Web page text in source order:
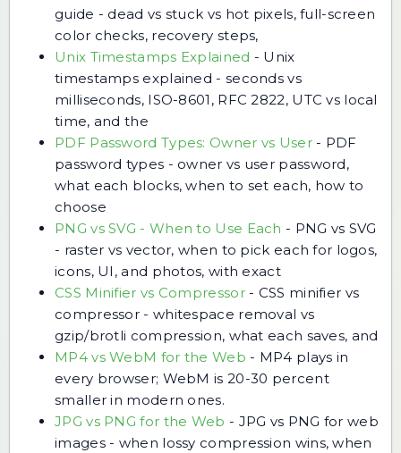
guide - dead vs stuck vs hot pixels, full-screen
color checks, recovery steps,
Unix Timestamps Explained - Unix
timestamps explained - seconds vs
milliseconds, ISO-8601, RFC 2822, UTC vs local
time, and the
PDF Password Types: Owner vs User- PDF
password types - owner vs user password,
what each blocks, when to set each, how to
choose
PNG vs SVG - When to Use Each - PNG vs SVG
- raster vs vector, when to pick each for logos,
icons, UI, and photos, with exact
CSS Minifier vs Compressor- CSS minifier vs
compressor - whitespace removal vs
gzip/brotli compression, what each saves, and
MP4 vs WebM for the Web - MP4 plays in
every browser; WebM is 20-30 percent
smaller in modern ones.
JPG vs PNG for the Web - JPG vs PNG for web
images - when lossy compression wins, when